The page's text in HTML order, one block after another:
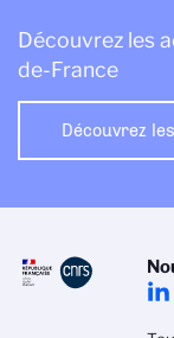
Découvrez les
de-France
Découvrez